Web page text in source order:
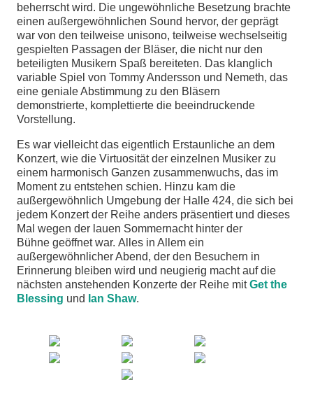
beherrscht wird. Die ungewöhnliche Besetzung brachte
einen außergewöhnlichen Sound hervor, der geprägt
war von den teilweise unisono, teilweise wechselseitig
gespielten Passagen der Bläser, die nicht nur den
beteiligten Musikern Spaß bereiteten. Das klanglich
variable Spiel von Tommy Andersson und Nemeth, das
eine geniale Abstimmung zu den Bläsern
demonstrierte, komplettierte die beeindruckende
Vorstellung.
Es war vielleicht das eigentlich Erstaunliche an dem
Konzert, wie die Virtuosität der einzelnen Musiker zu
einem harmonisch Ganzen zusammenwuchs, das im
Moment zu entstehen schien. Hinzu kam die
außergewöhnlich Umgebung der Halle 424, die sich bei
jedem Konzert der Reihe anders präsentiert und dieses
Mal wegen der lauen Sommernacht hinter der
Bühne geöffnet war. Alles in Allem ein
außergewöhnlicher Abend, der den Besuchern in
Erinnerung bleiben wird und neugierig macht auf die
nächsten anstehenden Konzerte der Reihe mitGet the
Blessing und Ian Shaw.